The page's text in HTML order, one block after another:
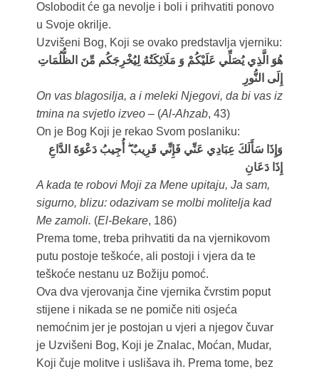
Oslobodit će ga nevolje i boli i prihvatiti ponovo
u Svoje okrilje.
Uzvišeni Bog, Koji se ovako predstavlja vjerniku:
هُوَ الَّذِي يُصَلِّي عَلَيْكُمْ وَ مَلَائِكَتُهُ لِيُخْرِجَكُم مِّنَ الظُّلُمَاتِ
إِلَى النُّورِ
On vas blagosilja, a i meleki Njegovi, da bi vas iz
tmina na svjetlo izveo– (Al-Ahzab, 43)
On je Bog Koji je rekao Svom poslaniku:
وَإِذَا سَأَلَكَ عِبَادِي عَنِّي فَإِنِّي قَرِيبٌ ۖ أُجِيبُ دَعْوَةَ الدَّاعِ
إِذَا دَعَانِ
A kada te robovi Moji za Mene upitaju, Ja sam,
sigurno, blizu: odazivam se molbi molitelja kad
Me zamoli. (El-Bekare, 186)
Prema tome, treba prihvatiti da na vjernikovom
putu postoje teškoće, ali postoji i vjera da te
teškoće nestanu uz Božiju pomoć.
Ova dva vjerovanja čine vjernika čvrstim poput
stijene i nikada se ne pomiče niti osjeća
nemoćnim jer je postojan u vjeri a njegov čuvar
je Uzvišeni Bog, Koji je Znalac, Moćan, Mudar,
Koji čuje molitve i uslišava ih. Prema tome, bez